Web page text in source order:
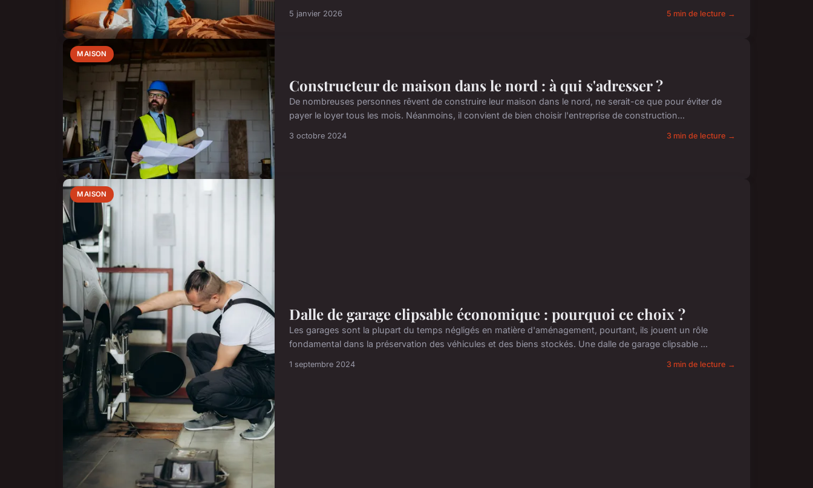
5 janvier 2026 5 min de lecture →
MAISON
Constructeur de maison dans le nord : à qui s'adresser ?
De nombreuses personnes rêvent de construire leur maison dans le nord, ne serait-ce que pour éviter de
payer le loyer tous les mois. Néanmoins, il convient de bien choisir l'entreprise de construction...
3 octobre 2024 3 min de lecture →
MAISON
Dalle de garage clipsable économique : pourquoi ce choix ?
Les garages sont la plupart du temps négligés en matière d'aménagement, pourtant, ils jouent un rôle
fondamental dans la préservation des véhicules et des biens stockés. Une dalle de garage clipsable ...
1 septembre 2024 3 min de lecture →